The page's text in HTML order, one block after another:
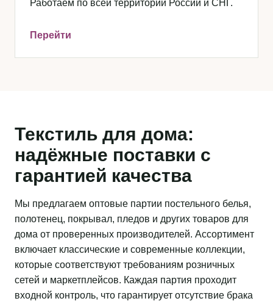
Работаем по всей территории России и СНГ.
Перейти
Текстиль для дома:
надёжные поставки с
гарантией качества
Мы предлагаем оптовые партии постельного белья,
полотенец, покрывал, пледов и других товаров для
дома от проверенных производителей. Ассортимент
включает классические и современные коллекции,
которые соответствуют требованиям розничных
сетей и маркетплейсов. Каждая партия проходит
входной контроль, что гарантирует отсутствие брака